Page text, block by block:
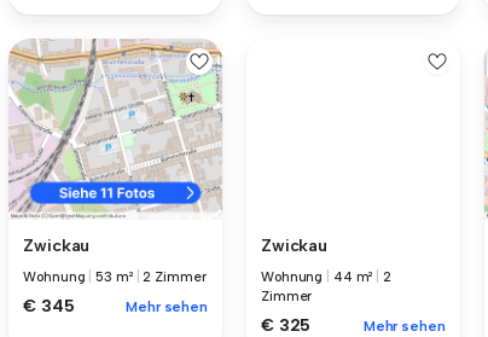
Zwickau
Wohnung |53 m² |2 Zimmer
€ 345 Mehr sehen
Zwickau
Wohnung 44 m²
2
Zimmer
€ 325 Mehr sehen